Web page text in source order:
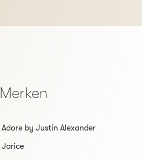
Merken
Adore by Justin Alexander
Jarice